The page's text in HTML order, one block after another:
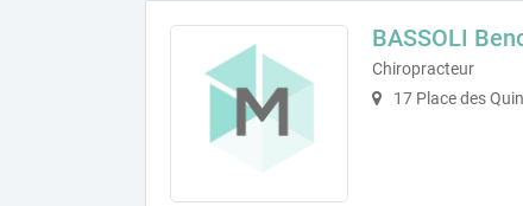
BASSOLI
Chiropracteur
17 Place des